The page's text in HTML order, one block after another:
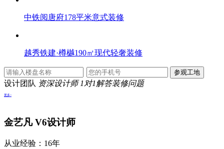
中铁阅唐府178平米意式装修
越秀铁建·樽樾190㎡现代轻奢装修
设计团队 资深设计师 1对1解答装修问题
更多>
金艺凡V6设计师
从业经验：16年